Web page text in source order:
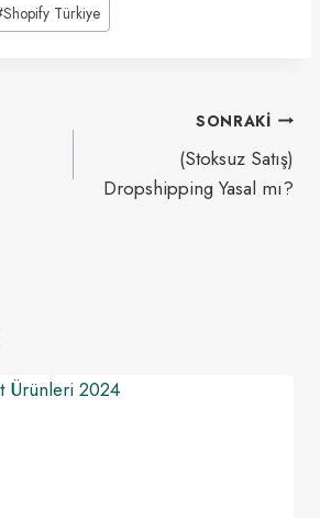
Shopify Türkiye
SONRAKI
(Stoksuz Satış)
Dropshipping Yasal mı?